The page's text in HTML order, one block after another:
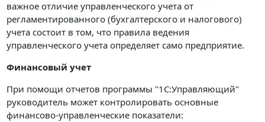
важное отличие управленческого учета от
регламентированного (бухгалтерского и налогового)
учета состоит в том, что правила ведения
управленческого учета определяет само предприятие.
Финансовый учет
При помощи отчетов программы "1С:Управляющий"
руководитель может контролировать основные
финансово-управленческие показатели: